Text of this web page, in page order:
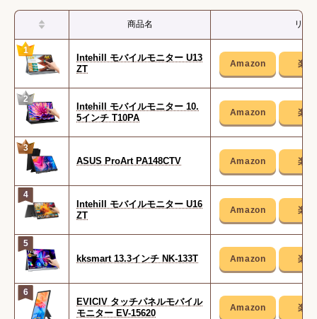
商品名 リン
1
Intehill モバイルモニター U13
ZT
2
Intehill モバイルモニター 10.
5インチ T10PA
3
ASUS ProArt PA148CTV
4
Intehill モバイルモニター U16
ZT
5
kksmart 13.3インチ NK-133T
6
EVICIV タッチパネルモバイル
モニター ‎EV-15620